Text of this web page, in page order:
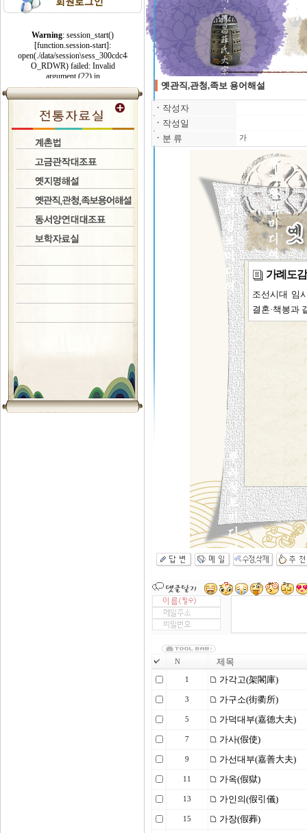
옛관직,관청,족보 용어해설
ㆍ 작성자
ㆍ 작성일
ㆍ 분 류 가
가례도
조선시대 임
결혼·책봉과
N 제목
1 가각고(架閣庫)
3 가구소(街衢所)
5 가덕대부(嘉德大夫)
7 가사(假使)
9 가선대부(嘉善大夫)
11 가옥(假獄)
13 가인의(假引儀)
15 가장(假葬)